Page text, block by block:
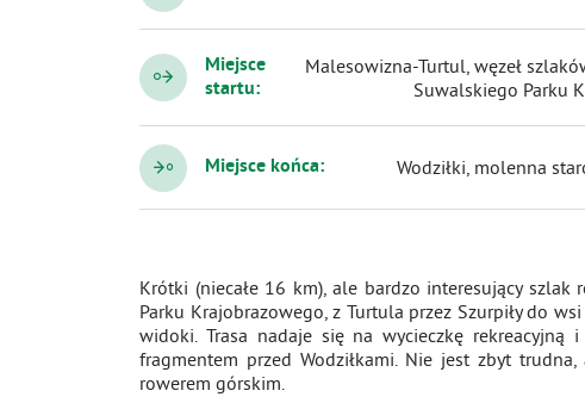
Miejsce
startu:
Malesowizna-Turtul, węzeł
Suwalskiego Parku
Miejsce końca: Wodziłki, molenna
Krótki (niecałe 16 km), ale bardzo interesujący
Parku Krajobrazowego, z Turtula przez Szurpiły do
widoki. Trasa nadaje się na wycieczkę
fragmentem przed Wodziłkami. Nie jest zbyt
rowerem górskim.